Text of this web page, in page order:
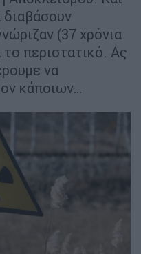
διαβάσουν
(37 χρόνια
περιστατικό. Ας
να
κάποιων…